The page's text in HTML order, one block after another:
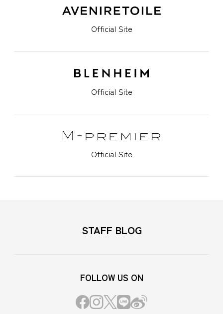
Official Site
Official Site
Official Site
STAFF BLOG
FOLLOW US ON